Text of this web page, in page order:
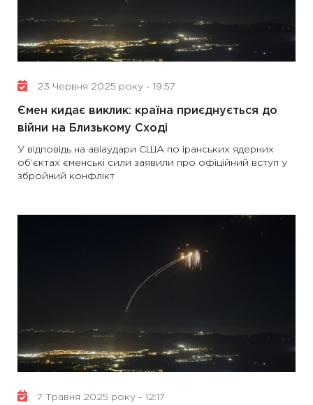
23 Червня 2025 року - 19:57
Ємен кидає виклик: країна приєднується до
війни на Близькому Сході
У відповідь на авіаудари США по іранських ядерних
об’єктах єменські сили заявили про офіційний вступ у
збройний конфлікт
7 Травня 2025 року - 12:17